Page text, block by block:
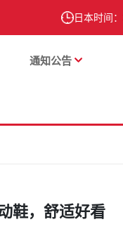
日本时间：
通知公告
鞋，舒适好看